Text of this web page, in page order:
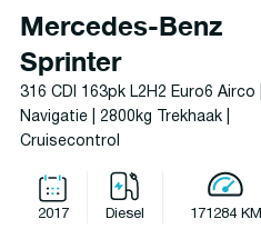
Mercedes-Benz
Sprinter
316 CDI 163pk L2H2 Euro6 Airco |
Navigatie | 2800kg Trekhaak |
Cruisecontrol
2017 Diesel 171284 KM